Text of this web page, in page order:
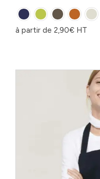
à partir de 2,90€ HT